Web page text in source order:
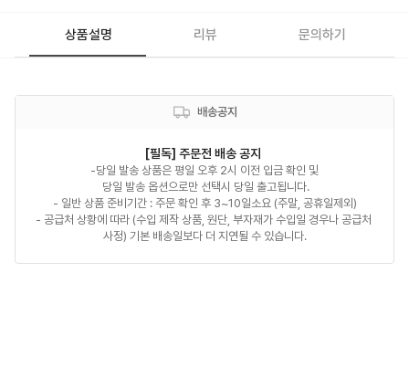
상품설명 리뷰 문의하기
배송공지
[필독] 주문전 배송 공지
-당일 발송 상품은 평일 오후 2시 이전 입금 확인 및
- 일반 상품 준비기간 : 주문 확인 후 3~10일소요 (주말, 공휴일제외)
- 공급처 상황에 따라 (수입 제작 상품, 원단, 부자재가 수입일 경우나 공급처
사정) 기본 배송일보다 더 지연될 수 있습니다.